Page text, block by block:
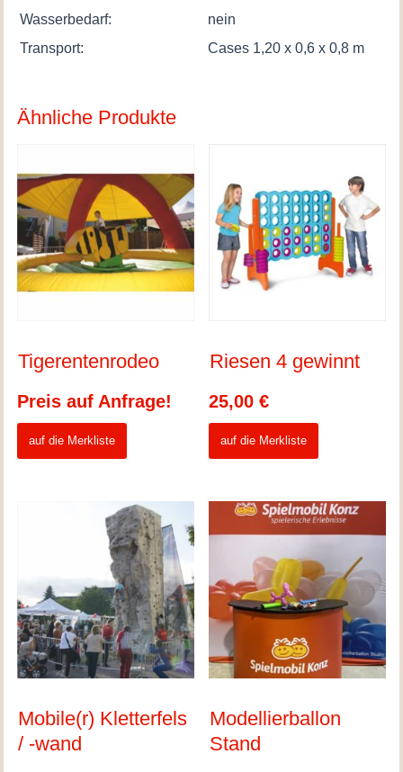
Wasserbedarf:
nein
Transport:
Cases 1,20 x 0,6 x 0,8 m
Ähnliche Produkte
Tigerentenrodeo
Preis auf Anfrage!
auf die Merkliste
Riesen 4 gewinnt
25,00€
auf die Merkliste
Mobile(r) Kletterfels
/ -wand
Modellierballon
Stand